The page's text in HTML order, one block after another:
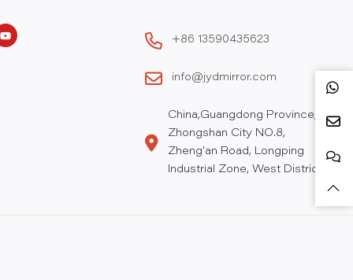
+86 13590435623
info@jydmirror.com
China,Guangdong Province,
Zhongshan City NO.8,
Zheng'an Road, Longping
Industrial Zone, West District